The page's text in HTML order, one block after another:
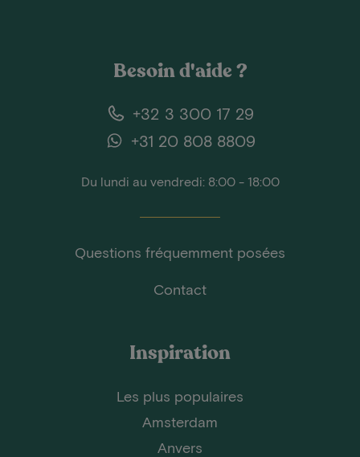
Besoin d'aide ?
+32 3 300 17 29
+31 20 808 8809
Du lundi au vendredi: 8:00 - 18:00
Questions fréquemment posées
Contact
Inspiration
Les plus populaires
Amsterdam
Anvers